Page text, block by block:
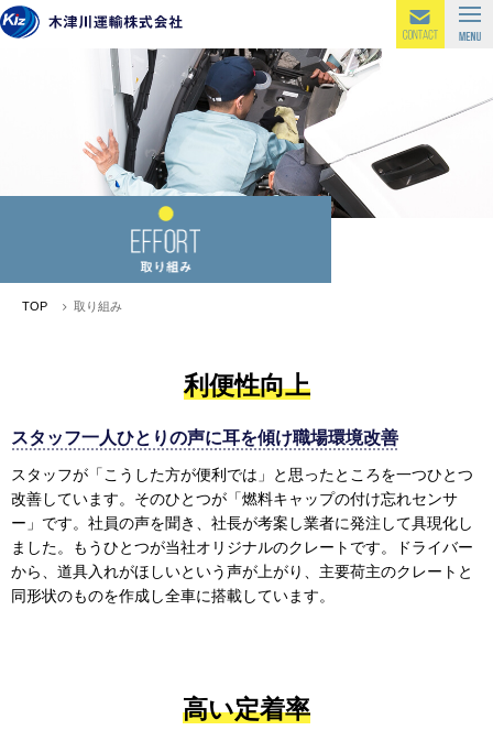
TOP 取り組み
利便性向上
スタッフ一人ひとりの声に耳を傾け職場環境改善
スタッフが「こうした方が便利では」と思ったところを一つひとつ
改善しています。そのひとつが「燃料キャップの付け忘れセンサ
ー」です。社員の声を聞き、社長が考案し業者に発注して具現化し
ました。もうひとつが当社オリジナルのクレートです。ドライバー
から、道具入れがほしいという声が上がり、主要荷主のクレートと
同形状のものを作成し全車に搭載しています。
高い定着率